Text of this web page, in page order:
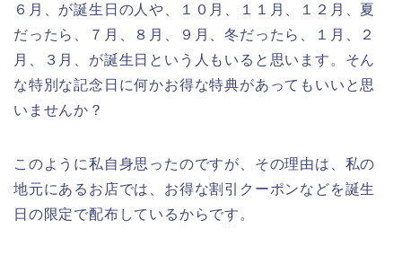
６月、が誕生日の人や、１０月、１１月、１２月、夏
だったら、７月、８月、９月、冬だったら、１月、２
月、３月、が誕生日という人もいると思います。そん
な特別な記念日に何かお得な特典があってもいいと思
いませんか？
このように私自身思ったのですが、その理由は、私の
地元にあるお店では、お得な割引クーポンなどを誕生
日の限定で配布しているからです。